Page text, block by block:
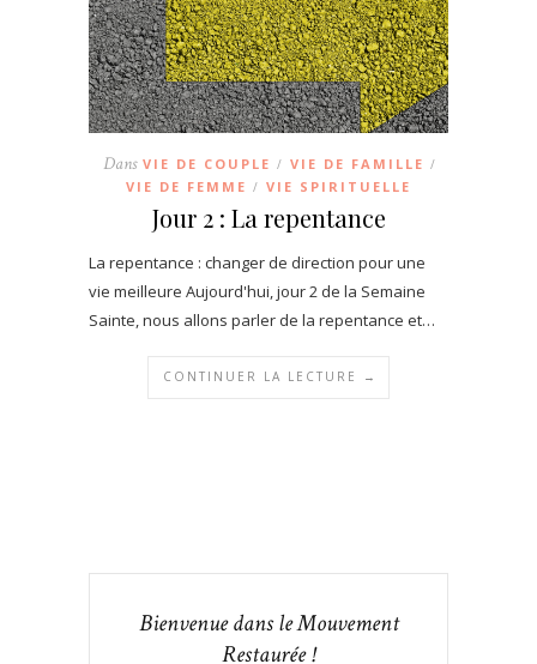
Dans VIE DE COUPLE / VIE DE FAMILLE /
VIE DE FEMME / VIE SPIRITUELLE
Jour 2 : La repentance
La repentance : changer de direction pour une
vie meilleure Aujourd'hui, jour 2 de la Semaine
Sainte, nous allons parler de la repentance et…
CONTINUER LA LECTURE →
Bienvenue dans le Mouvement
Restaurée !